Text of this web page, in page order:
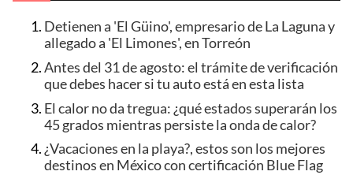
Detienen a 'El Güino', empresario de La Laguna y
allegado a 'El Limones', en Torreón
Antes del 31 de agosto: el trámite de verificación
que debes hacer si tu auto está en esta lista
El calor no da tregua: ¿qué estados superarán los
45 grados mientras persiste la onda de calor?
¿Vacaciones en la playa?, estos son los mejores
destinos en México con certificación Blue Flag